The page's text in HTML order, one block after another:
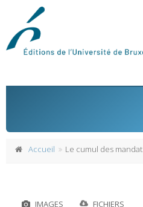
Accueil Le cumul des mandats en France : causes et conséquences
IMAGES FICHIERS